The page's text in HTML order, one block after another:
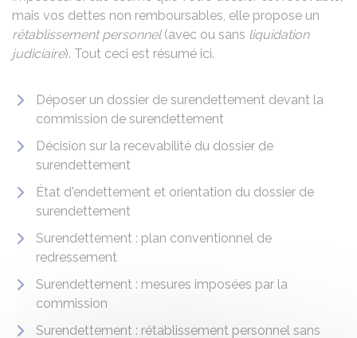
mais vos dettes non remboursables, elle propose un
rétablissement personnel(avec ou sans liquidation
judiciaire). Tout ceci est résumé ici.
Déposer un dossier de surendettement devant la
commission de surendettement
Décision sur la recevabilité du dossier de
surendettement
État d'endettement et orientation du dossier de
surendettement
Surendettement : plan conventionnel de
redressement
Surendettement : mesures imposées par la
commission
Surendettement : rétablissement personnel sans